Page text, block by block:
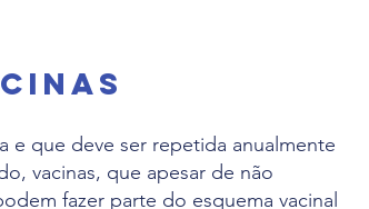
e que deve ser repetida anualmente
vacinas, que apesar de não
fazer parte do esquema vacinal